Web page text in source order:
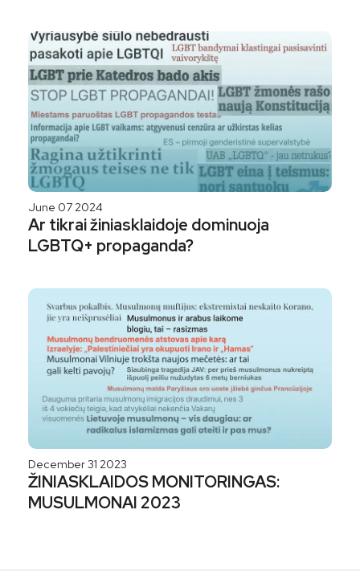
June 07 2024
Ar tikrai žiniasklaidoje dominuoja
LGBTQ+ propaganda?
December 31 2023
ŽINIASKLAIDOS MONITORINGAS:
MUSULMONAI 2023